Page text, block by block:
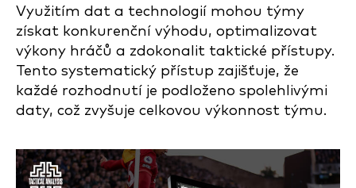
Využitím dat a technologií mohou týmy
získat konkurenční výhodu, optimalizovat
výkony hráčů a zdokonalit taktické přístupy.
Tento systematický přístup zajišťuje, že
každé rozhodnutí je podloženo spolehlivými
daty, což zvyšuje celkovou výkonnost týmu.